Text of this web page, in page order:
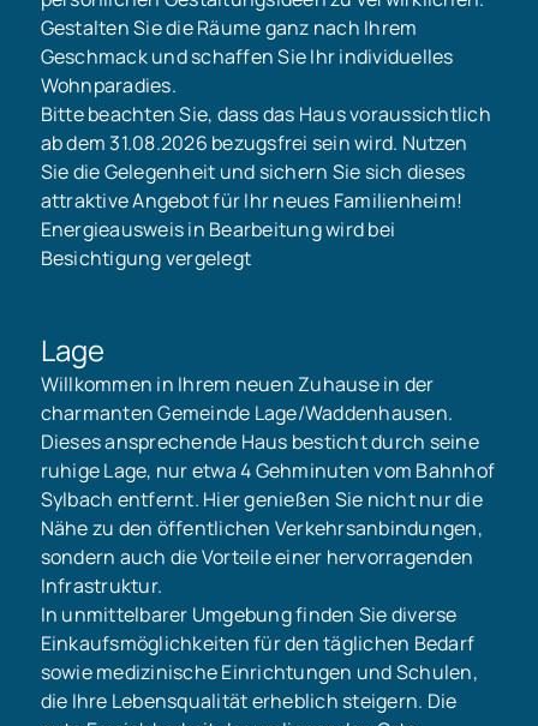
Gestalten Sie die Räume ganz nach Ihrem
Geschmack und schaffen Sie Ihr individuelles
Wohnparadies.
Bitte beachten Sie, dass das Haus voraussichtlich
ab dem 31.08.2026 bezugsfrei sein wird. Nutzen
Sie die Gelegenheit und sichern Sie sich dieses
attraktive Angebot für Ihr neues Familienheim!
Energieausweis in Bearbeitung wird bei
Besichtigung vergelegt
Lage
Willkommen in Ihrem neuen Zuhause in der
charmanten Gemeinde Lage/Waddenhausen.
Dieses ansprechende Haus besticht durch seine
ruhige Lage, nur etwa 4 Gehminuten vom Bahnhof
Sylbach entfernt. Hier genießen Sie nicht nur die
Nähe zu den öffentlichen Verkehrsanbindungen,
sondern auch die Vorteile einer hervorragenden
Infrastruktur.
In unmittelbarer Umgebung finden Sie diverse
Einkaufsmöglichkeiten für den täglichen Bedarf
sowie medizinische Einrichtungen und Schulen,
die Ihre Lebensqualität erheblich steigern. Die